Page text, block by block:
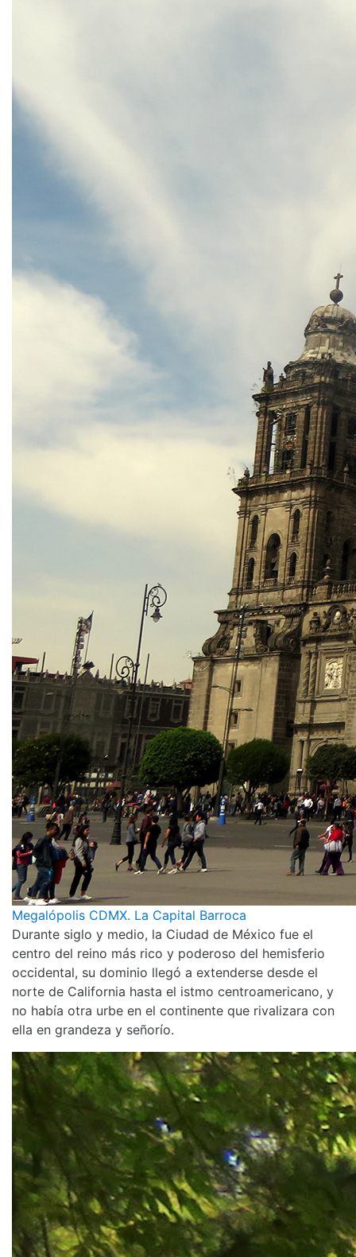
Megalópolis CDMX. La Capital Barroca
Durante siglo y medio, la Ciudad de México fue el
centro del reino más rico y poderoso del hemisferio
occidental, su dominio llegó a extenderse desde el
norte de California hasta el istmo centroamericano, y
no había otra urbe en el continente que rivalizara con
ella en grandeza y señorío.